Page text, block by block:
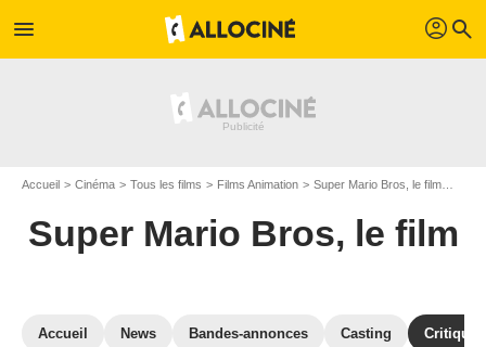
menu profil search
Accueil Cinéma Tous les films Films Animation Super Mario Bros, le film
Super Mario Bros, le film
Accueil News Bandes-annonces Casting